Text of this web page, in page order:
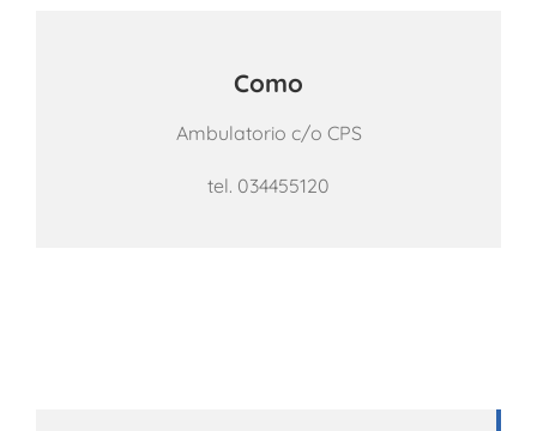
Como
Ambulatorio c/o CPS
tel. 034455120